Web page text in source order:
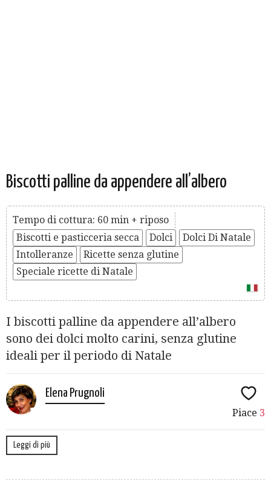
Biscotti palline da appendere all’albero
Tempo di cottura: 60 min + riposo
Biscotti e pasticceria secca
Dolci
Dolci Di Natale
Intolleranze
Ricette senza glutine
Speciale ricette di Natale
I biscotti palline da appendere all’albero
sono dei dolci molto carini, senza glutine
ideali per il periodo di Natale
Elena Prugnoli
Piace 3
Leggi di più